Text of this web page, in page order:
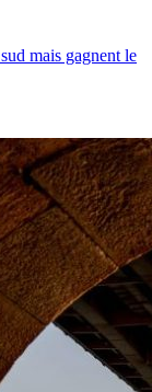
mais gagnent le